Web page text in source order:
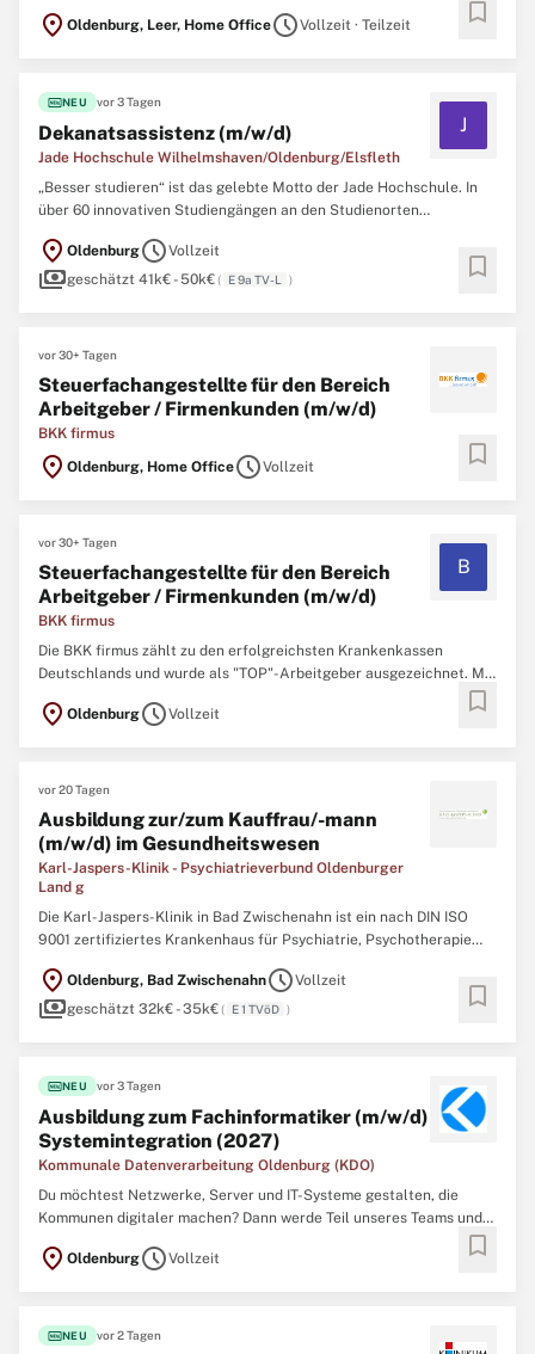
Bildungsanbietern in Deutschland. Jährlich werden an den Ludwig
Fresenius Schulen über 8.000 Schüler:innen auf den Einstieg in
location_on Oldenburg, Leer, Home OfficescheduleVollzeit · Teilzeit bookmark
fiber_newNEU vor 3 Tagen
Dekanatsassistenz (m/w/d)
Jade Hochschule Wilhelmshaven/Oldenburg/Elsfleth
J
„Besser studieren“ ist das gelebte Motto der Jade Hochschule. In
über 60 innovativen Studiengängen an den Studienorten
Studierende wissenschaftlich und praxisnah aus. Über 170
Professorinnen und Professoren sowie rund 400 Mitarbeitende
location_on OldenburgscheduleVollzeit
paymentsgeschätzt 41k€ - 50k€( E 9a TV-L ) bookmark
vor 30+ Tagen
Steuerfachangestellte für den Bereich
Arbeitgeber / Firmenkunden (m/w/d)
BKK firmus
location_on Oldenburg, Home OfficescheduleVollzeit bookmark
vor 30+ Tagen
Steuerfachangestellte für den Bereich
Arbeitgeber / Firmenkunden (m/w/d)
BKK firmus
B
Die BKK firmus zählt zu den erfolgreichsten Krankenkassen
Deutschlands und wurde als "TOP"-Arbeitgeber ausgezeichnet. Mit
Mitarbeitern betreuen wir über 1 Million Kunden und setzen dabei
location_on OldenburgscheduleVollzeit bookmark
vor 20 Tagen
Ausbildung zur/zum Kauffrau/-mann
(m/w/d) im Gesundheitswesen
Karl-Jaspers-Klinik - Psychiatrieverbund Oldenburger
Land g
Die Karl-Jaspers-Klinik in Bad Zwischenahn ist ein nach DIN ISO
9001 zertifiziertes Krankenhaus für Psychiatrie, Psychotherapie
Ammerland, Vechta, Oldenburg, Cloppenburg, Wittmund und
Wesermarsch sowie für die Städte Delmenhorst und Oldenburg ...
location_on Oldenburg, Bad ZwischenahnscheduleVollzeit
paymentsgeschätzt 32k€ - 35k€( E 1 TVöD ) bookmark
fiber_newNEU vor 3 Tagen
Ausbildung zum Fachinformatiker (m/w/d)
Systemintegration (2027)
Kommunale Datenverarbeitung Oldenburg (KDO)
Du möchtest Netzwerke, Server und IT-Systeme gestalten, die
Kommunen digitaler machen? Dann werde Teil unseres Teams und
entwickle mit uns die digitalen Lösungen von morgen! Bei der KDO
verbindest du Theorie mit Praxis und gestaltest deine Zukunft aktiv
location_on OldenburgscheduleVollzeit bookmark
fiber_newNEU vor 2 Tagen